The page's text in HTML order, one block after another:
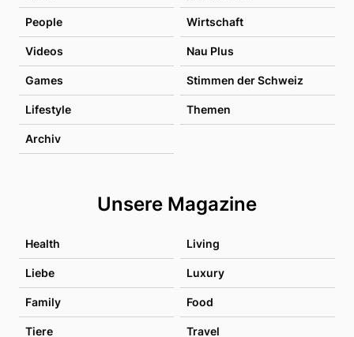
People Wirtschaft
Videos Nau Plus
Games Stimmen der Schweiz
Lifestyle Themen
Archiv
Unsere Magazine
Health Living
Liebe Luxury
Family Food
Tiere Travel